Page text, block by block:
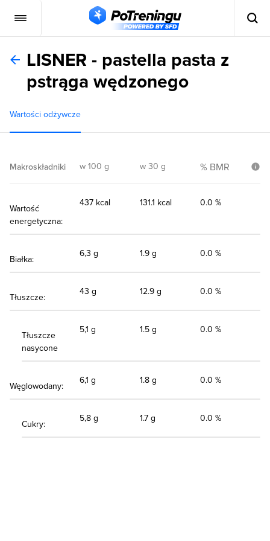
LISNER - pastella pasta z
pstrąga wędzonego
Wartości odżywcze
Makroskładniki w 100 g w 30 g % BMR
Wartość
energetyczna:
437 kcal 131.1 kcal 0.0 %
Białka:
6,3 g 1.9 g 0.0 %
Tłuszcze:
43 g 12.9 g 0.0 %
Tłuszcze
nasycone
5,1 g 1.5 g 0.0 %
Węglowodany:
6,1 g 1.8 g 0.0 %
Cukry:
5,8 g 1.7 g 0.0 %